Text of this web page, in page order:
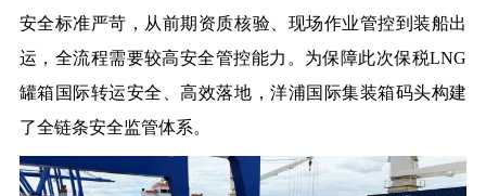
安全标准严苛，从前期资质核验、现场作业管控到装船出
运，全流程需要较高安全管控能力。为保障此次保税LNG
罐箱国际转运安全、高效落地，洋浦国际集装箱码头构建
了全链条安全监管体系。